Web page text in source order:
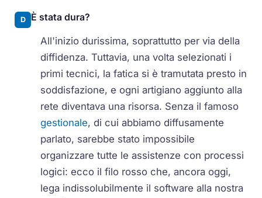
D È stata dura?
All'inizio durissima, soprattutto per via della
diffidenza. Tuttavia, una volta selezionati i
primi tecnici, la fatica si è tramutata presto in
soddisfazione, e ogni artigiano aggiunto alla
rete diventava una risorsa. Senza il famoso
gestionale, di cui abbiamo diffusamente
parlato, sarebbe stato impossibile
organizzare tutte le assistenze con processi
logici: ecco il filo rosso che, ancora oggi,
lega indissolubilmente il software alla nostra